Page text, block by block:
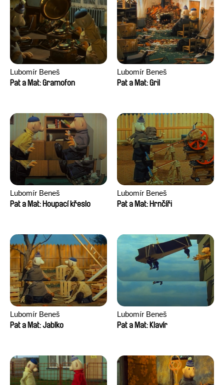
Lubomír Beneš
Pat a Mat: Gramofon
Lubomír Beneš
Pat a Mat: Gril
Lubomír Beneš
Pat a Mat: Houpací křeslo
Lubomír Beneš
Pat a Mat: Hrnčíři
Lubomír Beneš
Pat a Mat: Jablko
Lubomír Beneš
Pat a Mat: Klavír